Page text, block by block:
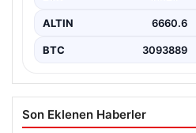
ALTIN 6660.6
BTC 3093889
Son Eklenen Haberler